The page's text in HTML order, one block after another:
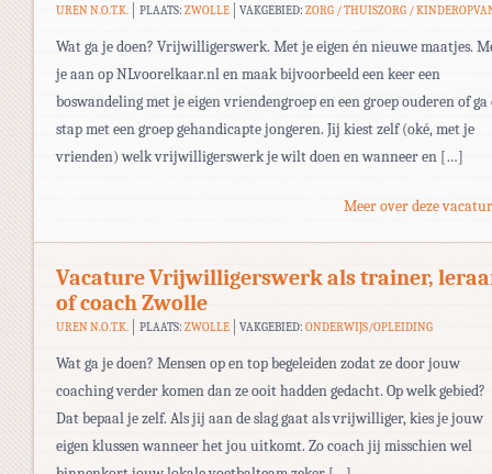
UREN N.O.T.K. PLAATS: ZWOLLE VAKGEBIED:ZORG / THUISZORG /
Wat ga je doen? Vrijwilligerswerk. Met je eigen én nieuwe maatjes.
je aan op NLvoorelkaar.nl en maak bijvoorbeeld een keer een
boswandeling met je eigen vriendengroep en een groep ouderen of ga
stap met een groep gehandicapte jongeren. Jij kiest zelf (oké, met je
vrienden) welk vrijwilligerswerk je wilt doen en wanneer en […]
Meer over deze
Vacature Vrijwilligerswerk als trainer,
of coach Zwolle
UREN N.O.T.K. PLAATS: ZWOLLE VAKGEBIED:ONDERWIJS/OPLEIDING
Wat ga je doen? Mensen op en top begeleiden zodat ze door jouw
coaching verder komen dan ze ooit hadden gedacht. Op welk gebied?
Dat bepaal je zelf. Als jij aan de slag gaat als vrijwilliger, kies je jouw
eigen klussen wanneer het jou uitkomt. Zo coach jij misschien wel